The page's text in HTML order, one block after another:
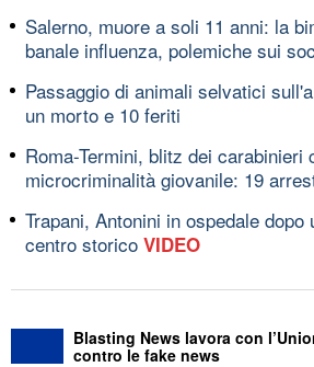
Salerno, muore a soli 11 anni: la
banale influenza, polemiche sui
Passaggio di animali selvatici
un morto e 10 feriti
Roma-Termini, blitz dei carabinieri
microcriminalità giovanile: 19
Trapani, Antonini in ospedale dopo
centro storico VIDEO
Blasting News lavora con
contro le fake news